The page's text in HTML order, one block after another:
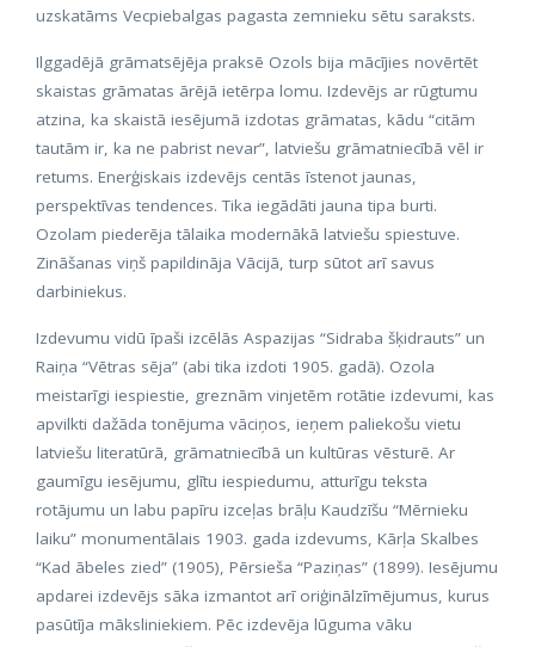
uzskatāms Vecpiebalgas pagasta zemnieku sētu saraksts.
Ilggadējā grāmatsējēja praksē Ozols bija mācījies novērtēt
skaistas grāmatas ārējā ietērpa lomu. Izdevējs ar rūgtumu
atzina, ka skaistā iesējumā izdotas grāmatas, kādu “citām
tautām ir, ka ne pabrist nevar”, latviešu grāmatniecībā vēl ir
retums. Enerģiskais izdevējs centās īstenot jaunas,
perspektīvas tendences. Tika iegādāti jauna tipa burti.
Ozolam piederēja tālaika modernākā latviešu spiestuve.
Zināšanas viņš papildināja Vācijā, turp sūtot arī savus
darbiniekus.
Izdevumu vidū īpaši izcēlās Aspazijas “Sidraba šķidrauts” un
Raiņa “Vētras sēja” (abi tika izdoti 1905. gadā). Ozola
meistarīgi iespiestie, greznām vinjetēm rotātie izdevumi, kas
apvilkti dažāda tonējuma vāciņos, ieņem paliekošu vietu
latviešu literatūrā, grāmatniecībā un kultūras vēsturē. Ar
gaumīgu iesējumu, glītu iespiedumu, atturīgu teksta
rotājumu un labu papīru izceļas brāļu Kaudzīšu “Mērnieku
laiku” monumentālais 1903. gada izdevums, Kārļa Skalbes
“Kad ābeles zied” (1905), Pērsieša “Paziņas” (1899). Iesējumu
apdarei izdevējs sāka izmantot arī oriģinālzīmējumus, kurus
pasūtīja māksliniekiem. Pēc izdevēja lūguma vāku